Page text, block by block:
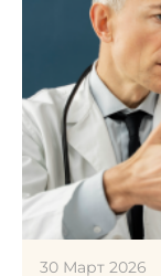
30 Март 2026